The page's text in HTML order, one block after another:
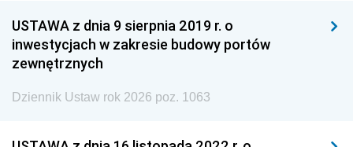
USTAWA z dnia 9 sierpnia 2019 r. o
inwestycjach w zakresie budowy portów
zewnętrznych
Dziennik Ustaw rok 2026 poz. 1063